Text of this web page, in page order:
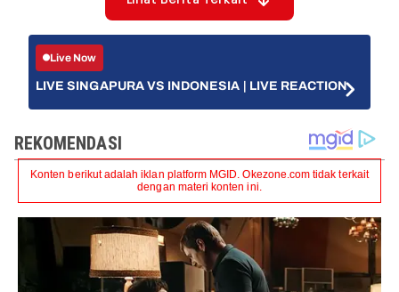
Live Now
LIVE SINGAPURA VS INDONESIA | LIVE REACTION